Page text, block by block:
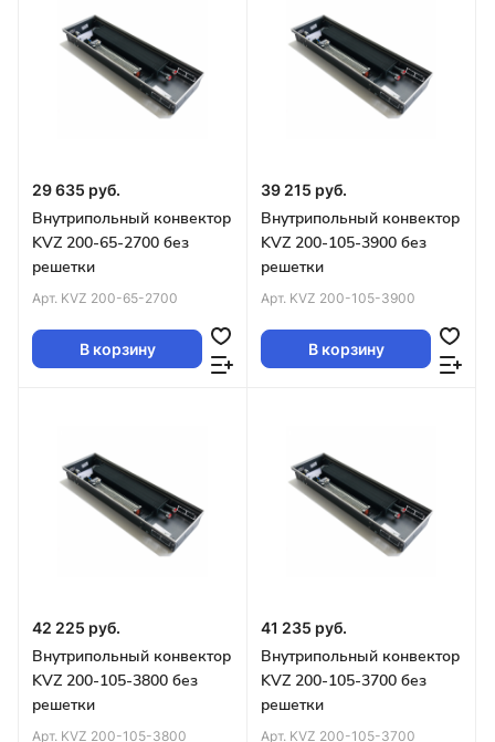
29 635 руб.
Внутрипольный конвектор
KVZ 200-65-2700 без
решетки
Арт. KVZ 200-65-2700
В корзину
39 215 руб.
Внутрипольный конвектор
KVZ 200-105-3900 без
решетки
Арт. KVZ 200-105-3900
В корзину
42 225 руб.
Внутрипольный конвектор
KVZ 200-105-3800 без
решетки
Арт. KVZ 200-105-3800
41 235 руб.
Внутрипольный конвектор
KVZ 200-105-3700 без
решетки
Арт. KVZ 200-105-3700